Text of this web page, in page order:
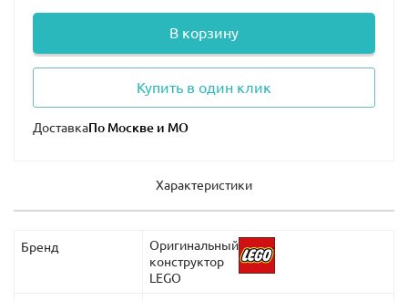
В корзину
Купить в один клик
Доставка
Характеристики
Бренд
Оригинальный
конструктор
LEGO